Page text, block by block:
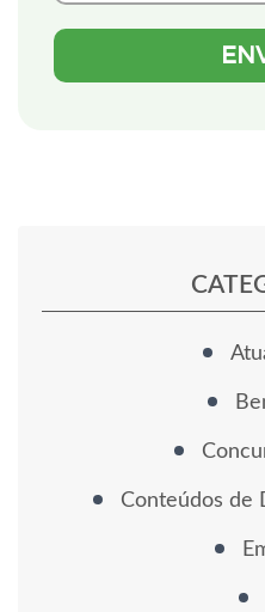
Conteúdos de